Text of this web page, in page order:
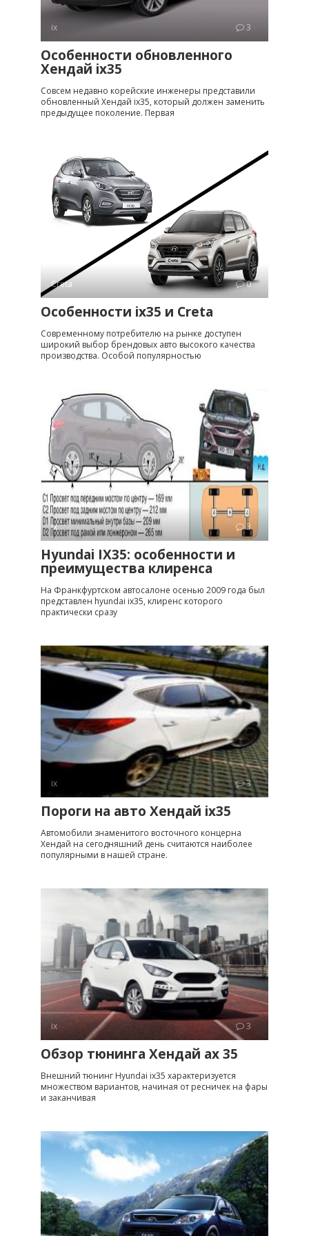
ix 3
Особенности обновленного
Хендай ix35
Совсем недавно корейские инженеры представили
обновленный Хендай ix35, который должен заменить
предыдущее поколение. Первая
Creta 0
Особенности ix35 и Creta
Современному потребителю на рынке доступен
широкий выбор брендовых авто высокого качества
производства. Особой популярностью
ix 3
Hyundai IX35: особенности и
преимущества клиренса
На Франкфуртском автосалоне осенью 2009 года был
представлен hyundai ix35, клиренс которого
практически сразу
ix 3
Пороги на авто Хендай ix35
Автомобили знаменитого восточного концерна
Хендай на сегодняшний день считаются наиболее
популярными в нашей стране.
ix 3
Обзор тюнинга Хендай ах 35
Внешний тюнинг Hyundai ix35 характеризуется
множеством вариантов, начиная от ресничек на фары
и заканчивая